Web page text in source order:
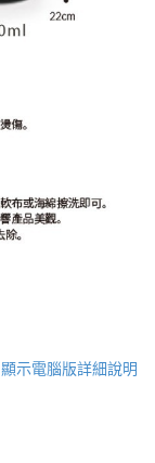
顯示電腦版詳細說明